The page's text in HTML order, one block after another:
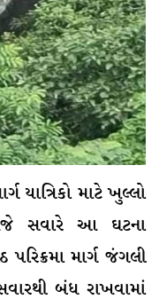
યાત્રિકો માટે ખુલ્લો
સવારે આ ઘટના
માર્ગ જંગલી
બંધ રાખવામાં